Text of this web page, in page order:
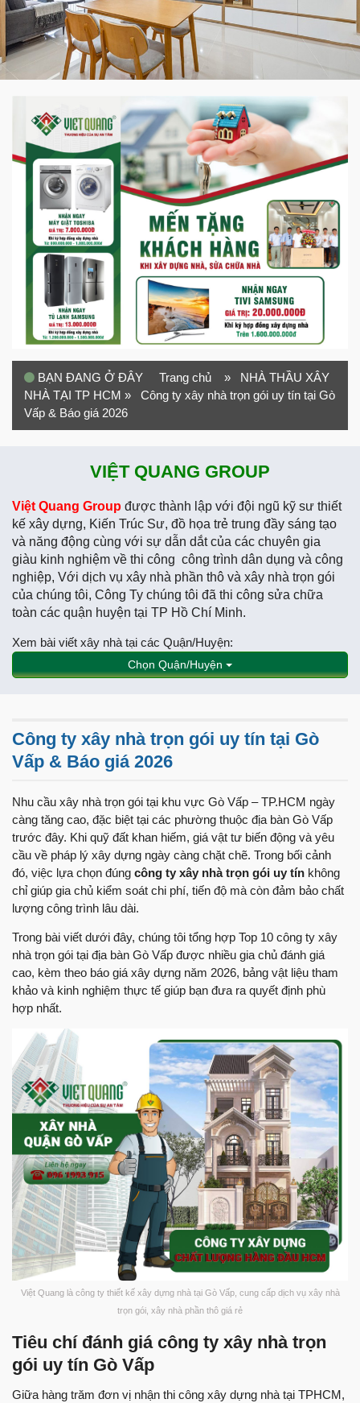
BẠN ĐANG Ở ĐÂY Trang chủ » NHÀ THẦU XÂY
NHÀ TẠI TP HCM » Công ty xây nhà trọn gói uy tín tại Gò
Vấp & Báo giá 2026
VIỆT QUANG GROUP
Việt Quang Group được thành lập với đội ngũ kỹ sư thiết
kế xây dựng, Kiến Trúc Sư, đồ họa trẻ trung đầy sáng tạo
và năng động cùng với sự dẫn dắt của các chuyên gia
giàu kinh nghiệm về thi công công trình dân dụng và công
nghiệp, Với dịch vụ xây nhà phần thô và xây nhà trọn gói
của chúng tôi, Công Ty chúng tôi đã thi công sửa chữa
toàn các quận huyện tại TP Hồ Chí Minh.
Xem bài viết xây nhà tại các Quận/Huyện:
Chọn Quận/Huyện
Công ty xây nhà trọn gói uy tín tại Gò
Vấp & Báo giá 2026
Nhu cầu xây nhà trọn gói tại khu vực Gò Vấp – TP.HCM ngày
càng tăng cao, đặc biệt tại các phường thuộc địa bàn Gò Vấp
trước đây. Khi quỹ đất khan hiếm, giá vật tư biến động và yêu
cầu về pháp lý xây dựng ngày càng chặt chẽ. Trong bối cảnh
đó, việc lựa chọn đúng công ty xây nhà trọn gói uy tín không
chỉ giúp gia chủ kiểm soát chi phí, tiến độ mà còn đảm bảo chất
lượng công trình lâu dài.
Trong bài viết dưới đây, chúng tôi tổng hợp Top 10 công ty xây
nhà trọn gói tại địa bàn Gò Vấp được nhiều gia chủ đánh giá
cao, kèm theo báo giá xây dựng năm 2026, bảng vật liệu tham
khảo và kinh nghiệm thực tế giúp bạn đưa ra quyết định phù
hợp nhất.
Việt Quang là công ty thiết kế xây dựng nhà tại Gò Vấp, cung cấp dịch vụ xây nhà
trọn gói, xây nhà phần thô giá rẻ
Tiêu chí đánh giá công ty xây nhà trọn
gói uy tín Gò Vấp
Giữa hàng trăm đơn vị nhận thi công xây dựng nhà tại TPHCM,